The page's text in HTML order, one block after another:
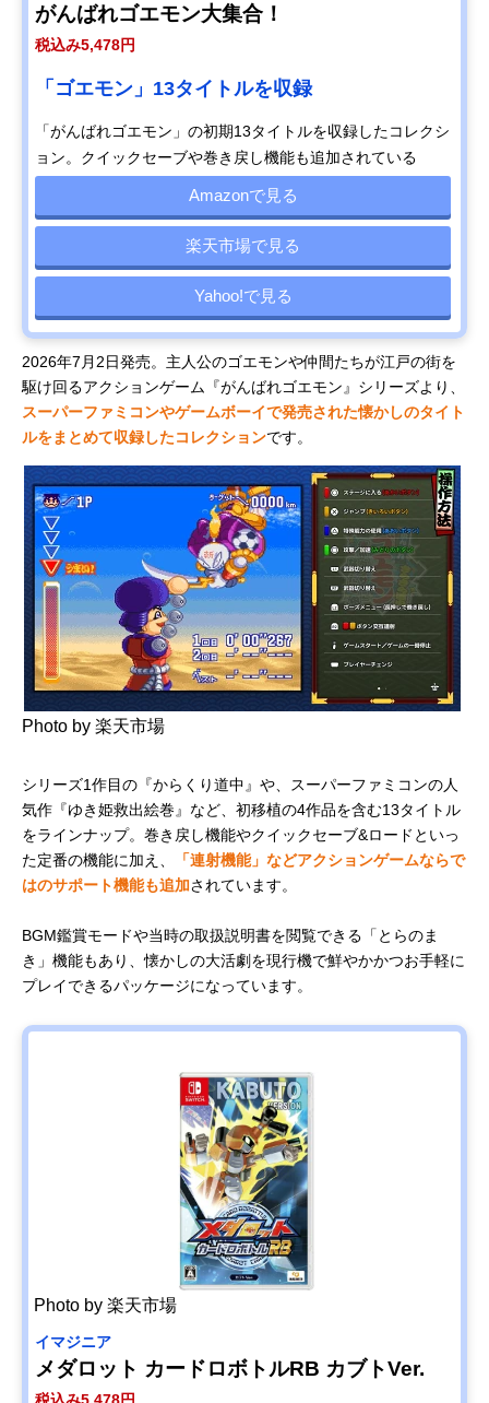
ュ オーヴァ
見る
ア・エニッ
クス
(SQUARE
ENIX) ドラ
ゴンクエス
ト Ⅶ
Reimagined
クエ7』が現
代的に再構
築
スティング
ドカポン3・
2・1 スーパ
「友情破
壊」ゲーム
の元祖が復
刻！
すごろく
RPG
税込み3,960
見る
スクウェ
ア・エニッ
クス
ENIX) オク
トパストラ
オルステラ
大陸で描か
れる新たな
RPG
税込み7,678
円
Amazonで
見る
コナミデジ
ト(Konami
Digital
Entertainme
nt) 桃太郎電
鉄2 ～あなた
の町も きっ
とある～ 東
日本編+西日
過去最大級
の「桃鉄」
が登場！
ボードゲー
ム
税込み7,980
円
バンダイナ
ーテインメ
ナイトメア3
丈夫
ャー
がんばれゴエモン大集合！
税込み5,478円
「ゴエモン」13タイトルを収録
「がんばれゴエモン」の初期13タイトルを収録したコレクシ
ョン。クイックセーブや巻き戻し機能も追加されている
Amazonで見る
楽天市場で見る
Yahoo!で見る
2026年7月2日発売。主人公のゴエモンや仲間たちが江戸の街を
駆け回るアクションゲーム『がんばれゴエモン』シリーズより、
スーパーファミコンやゲームボーイで発売された懐かしのタイト
ルをまとめて収録したコレクションです。
Photo by 楽天市場
シリーズ1作目の『からくり道中』や、スーパーファミコンの人
気作『ゆき姫救出絵巻』など、初移植の4作品を含む13タイトル
をラインナップ。巻き戻し機能やクイックセーブ&ロードといっ
た定番の機能に加え、
「連射機能」などアクションゲームならで
はのサポート機能も追加されています。
BGM鑑賞モードや当時の取扱説明書を閲覧できる「とらのま
き」機能もあり、懐かしの大活劇を現行機で鮮やかかつお手軽に
プレイできるパッケージになっています。
Photo by 楽天市場
イマジニア
メダロット カードロボトルRB カブトVer.